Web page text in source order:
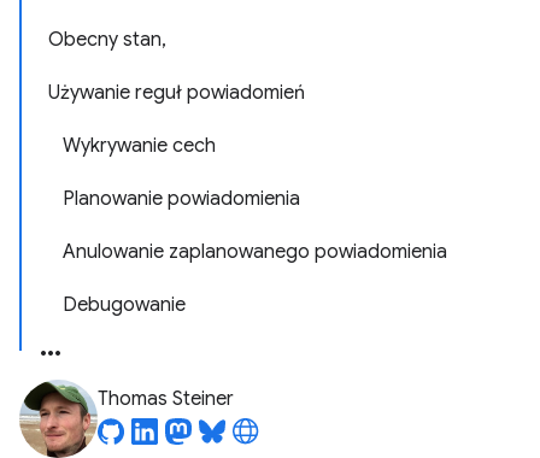
Obecny stan,
Używanie reguł powiadomień
Wykrywanie cech
Planowanie powiadomienia
Anulowanie zaplanowanego powiadomienia
Debugowanie
Thomas Steiner